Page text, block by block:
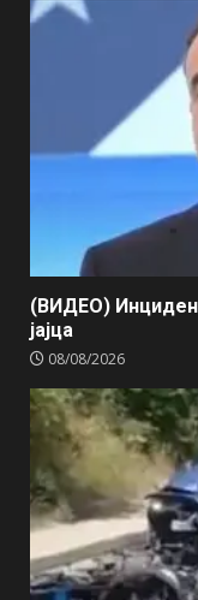
(ВИДЕО)
јајца
08/08/2026